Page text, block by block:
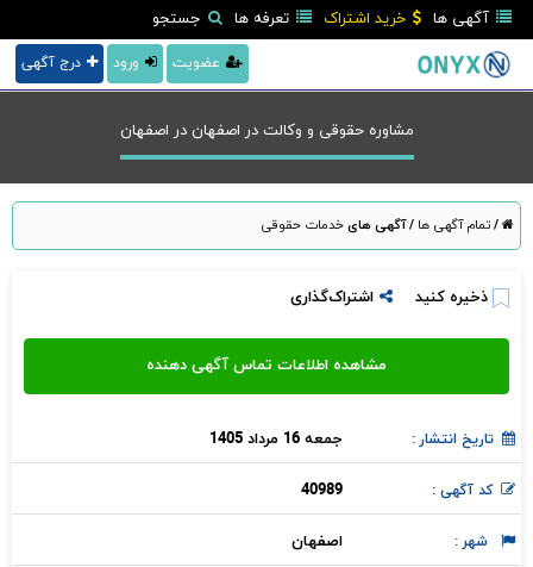
آگهی ها خرید اشتراک تعرفه ها جستجو
درج آگهی ورود عضویت
مشاوره حقوقی و وکالت در اصفهان در اصفهان
/تمام آگهی ها /آگهی هایخدمات حقوقی
ذخیره کنید اشتراک‌گذاری
تاریخ انتشار : جمعه 16 مرداد 1405
کد آگهی : 40989
شهر : اصفهان